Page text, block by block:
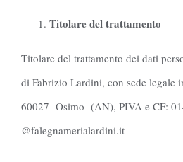
Titolare del trattamento
Titolare del trattamento dei dati
di Fabrizio Lardini, con sede legale
60027 Osimo (AN), PIVA e CF:
@falegnamerialardini.it